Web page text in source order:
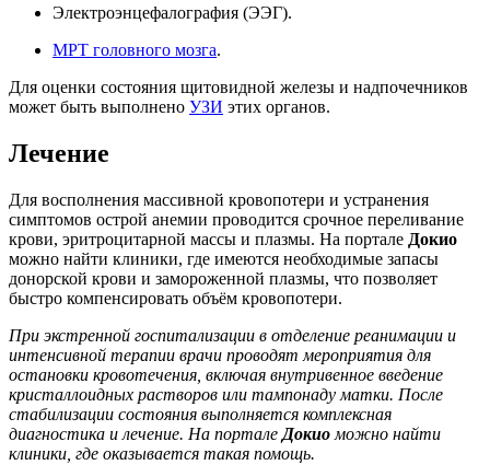
Электроэнцефалография (ЭЭГ).
МРТ головного мозга.
Для оценки состояния щитовидной железы и надпочечников
может быть выполнено УЗИ этих органов.
Лечение
Для восполнения массивной кровопотери и устранения
симптомов острой анемии проводится срочное переливание
крови, эритроцитарной массы и плазмы. На портале Докио
можно найти клиники, где имеются необходимые запасы
донорской крови и замороженной плазмы, что позволяет
быстро компенсировать объём кровопотери.
При экстренной госпитализации в отделение реанимации и
интенсивной терапии врачи проводят мероприятия для
остановки кровотечения, включая внутривенное введение
кристаллоидных растворов или тампонаду матки. После
стабилизации состояния выполняется комплексная
диагностика и лечение. На портале Докио можно найти
клиники, где оказывается такая помощь.